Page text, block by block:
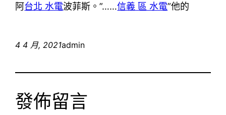
阿台北 水電波菲斯。”……信義 區 水電”他的
4 4 月, 2021admin
發佈留言